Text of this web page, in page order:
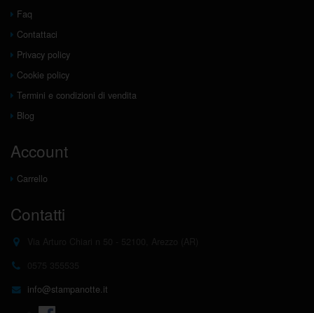
Faq
Contattaci
Privacy policy
Cookie policy
Termini e condizioni di vendita
Blog
Account
Carrello
Contatti
info@stampanotte.it